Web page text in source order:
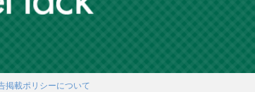
掲載ポリシーについて